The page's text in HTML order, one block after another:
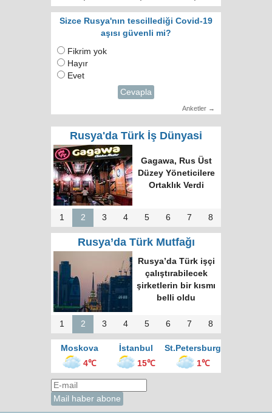
Sizce Rusya'nın tescillediği Covid-19
aşısı güvenli mi?
Fikrim yok
Hayır
Evet
Cevapla
Anketler →
Rusya'da Türk İş Dünyasi
Türk Dünyasında
Tek Bilgi Alanı
Hedefi: Bişkek
Zirvesi ve Yeni
İnsiyatifler
1 2 3 4 5 6 7 8
Rusya’da Türk Mutfağı
Moskova’nın en
büyük kültür
merkezinde “Türk
Kahvesi Gecesi”
düzenlendi
1 2 3 4 5 6 7 8
Moskova İstanbul
St.Petersburg
4℃
15℃ 1℃